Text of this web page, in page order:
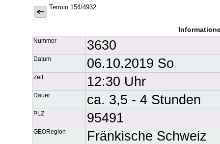
Termin 154/4932
Nummer 3630
Datum 06.10.2019 So
Zeit 12:30 Uhr
Dauer ca. 3,5 - 4 Stunden
PLZ 95491
GEORegion Fränkische Schweiz